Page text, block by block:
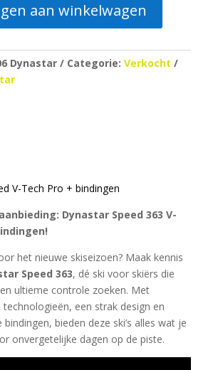
aan winkelwagen
Dynastar Categorie: Verkocht
V-Tech Pro + bindingen
Dynastar Speed 363 V-
het nieuwe skiseizoen? Maak kennis
Speed 363, dé ski voor skiërs die
ultieme controle zoeken. Met
technologieën, een strak design en
bieden deze ski’s alles wat je
onvergetelijke dagen op de piste.